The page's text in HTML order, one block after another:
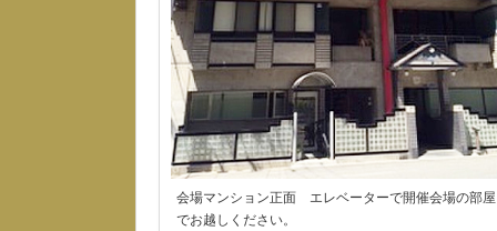
会場マンション正面 エレベーターで開催会場の部
でお越しください。